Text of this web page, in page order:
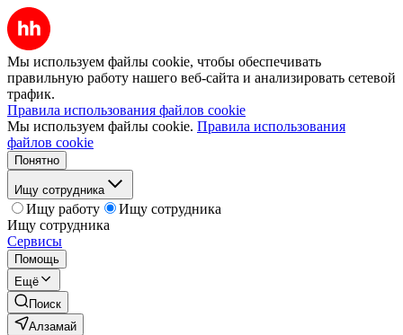
Мы используем файлы cookie, чтобы обеспечивать
правильную работу нашего веб-сайта и анализировать сетевой
трафик.
Правила использования файлов cookie
Мы используем файлы cookie. Правила использования
файлов cookie
Понятно
Ищу сотрудника
Ищу работу
Ищу сотрудника
Ищу сотрудника
Сервисы
Помощь
Ещё
Поиск
Алзамай